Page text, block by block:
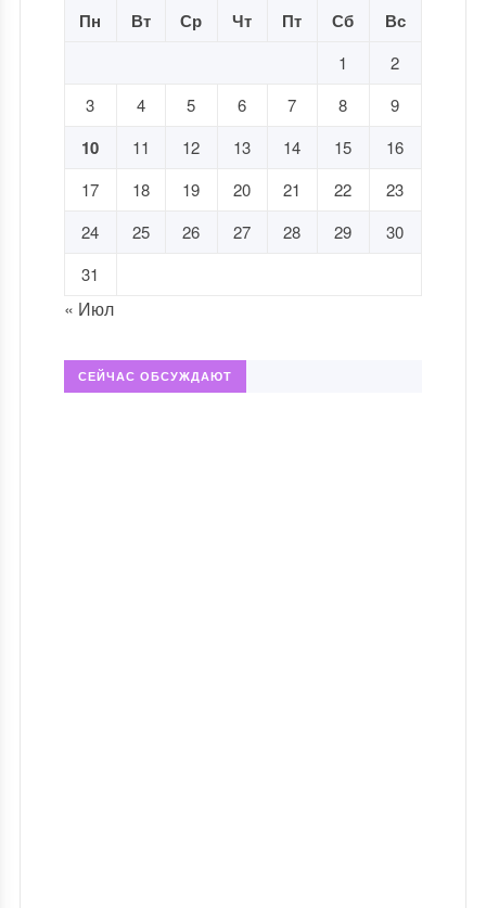
Пн Вт Ср Чт Пт Сб Вс
1
2
3
4 5 6 7 8 9
10 11 12 13 14 15
16
17
18 19 20 21 22
23
24
25 26 27 28 29
30
31
« Июл
СЕЙЧАС ОБСУЖДАЮТ